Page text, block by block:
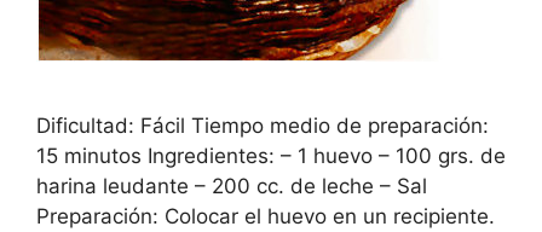
Dificultad: Fácil Tiempo medio de preparación:
15 minutos Ingredientes: – 1 huevo – 100 grs. de
harina leudante – 200 cc. de leche – Sal
Preparación: Colocar el huevo en un recipiente.